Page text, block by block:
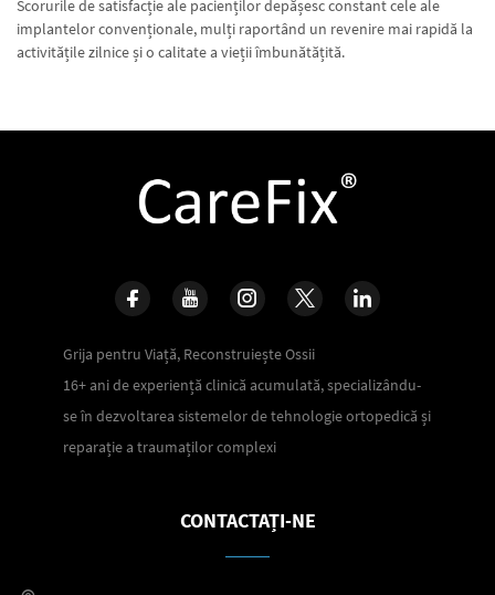
Scorurile de satisfacție ale pacienților depășesc constant cele ale
implantelor convenționale, mulți raportând un revenire mai rapidă la
activitățile zilnice și o calitate a vieții îmbunătățită.
Grija pentru Viață, Reconstruiește Ossii
16+ ani de experiență clinică acumulată, specializându-
se în dezvoltarea sistemelor de tehnologie ortopedică și
reparație a traumaților complexi
CONTACTAȚI-NE